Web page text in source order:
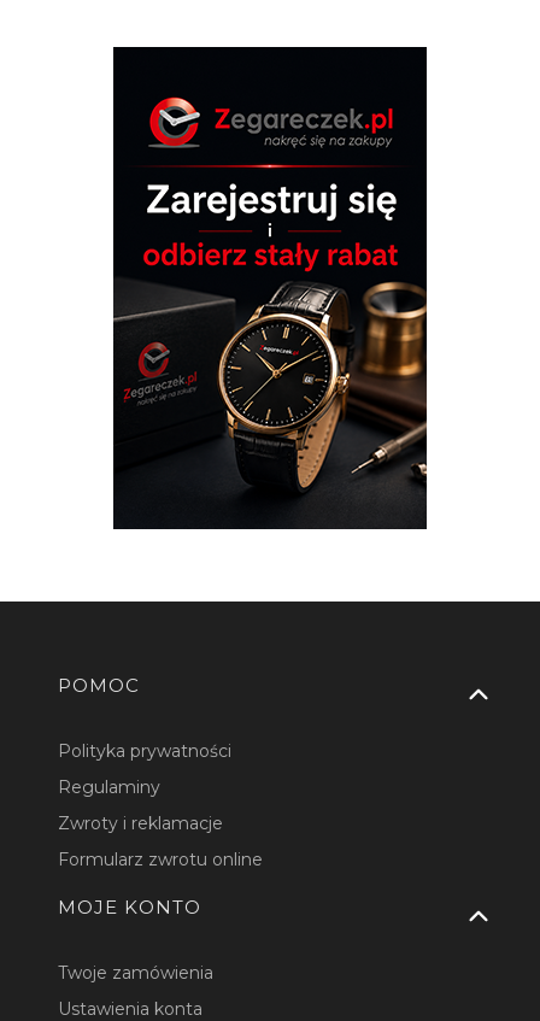
Linki w stopce
POMOC
Polityka prywatności
Regulaminy
Zwroty i reklamacje
Formularz zwrotu online
MOJE KONTO
Twoje zamówienia
Ustawienia konta